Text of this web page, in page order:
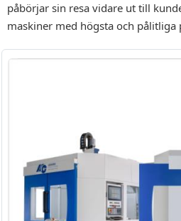
påbörjar sin resa vidare ut till
maskiner med högsta och